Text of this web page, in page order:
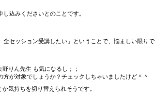
込みくださいとのことです。
セッション受講したい」ということで、悩ましい限りで
りん先生 も気になるし；；
が対象でしょうか？チェックしちゃいましたけど＾＾
気持ちを切り替えられそうです。